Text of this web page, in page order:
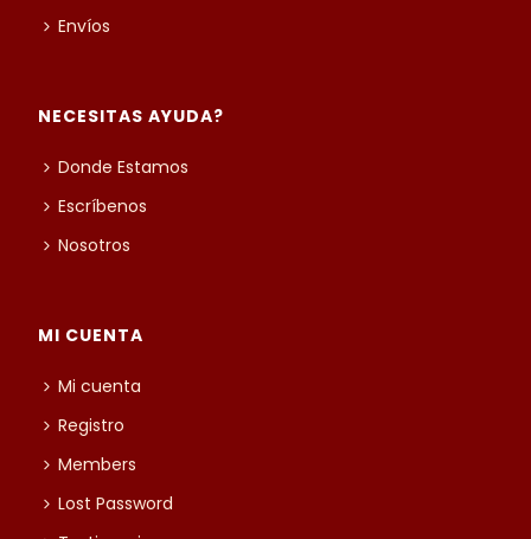
Envíos
NECESITAS AYUDA?
Donde Estamos
Escríbenos
Nosotros
MI CUENTA
Mi cuenta
Registro
Members
Lost Password